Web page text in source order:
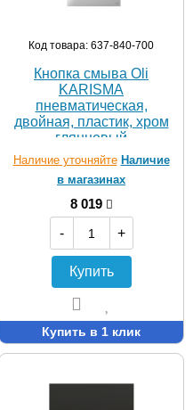
Код товара: 637-840-700
Кнопка смыва Oli
KARISMA
пневматическая,
двойная, пластик, хром
глянцевый
(CG27000011629)
Наличие уточняйте Наличие
в магазинах
8 019
-
+
Купить
Купить в 1 клик